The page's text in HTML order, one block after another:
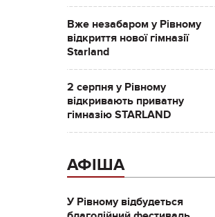
Вже незабаром у Рівному
відкриття нової гімназії
Starland
2 серпня у Рівному
відкривають приватну
гімназію STARLAND
АФІША
У Рівному відбудеться